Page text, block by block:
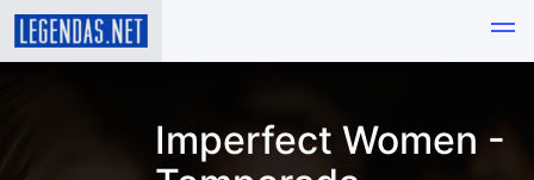
Imperfect Women -